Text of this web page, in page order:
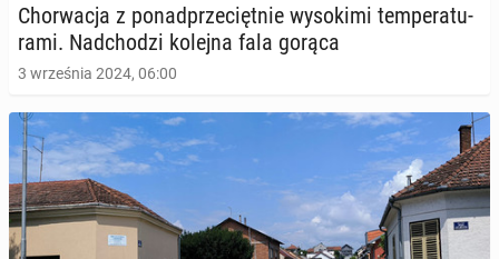
Chor­wa­cja z po­nad­prze­cięt­nie wy­so­ki­mi tem­pe­ra­tu­
ra­mi. Nad­cho­dzi kolejna fala gorąca
3 września 2024, 06:00